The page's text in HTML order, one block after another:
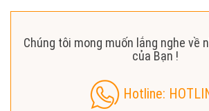
Chúng tôi mong muốn lắng nghe về
của Bạn !
Hotline: